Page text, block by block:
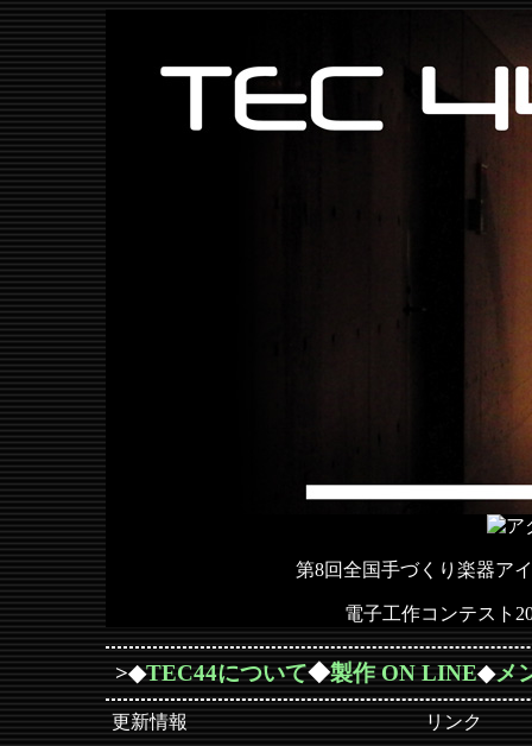
第8回全国手づくり楽器ア
電子工作コンテスト
>◆TEC44について◆製作 ON LINE◆メ
更新情報 リンク